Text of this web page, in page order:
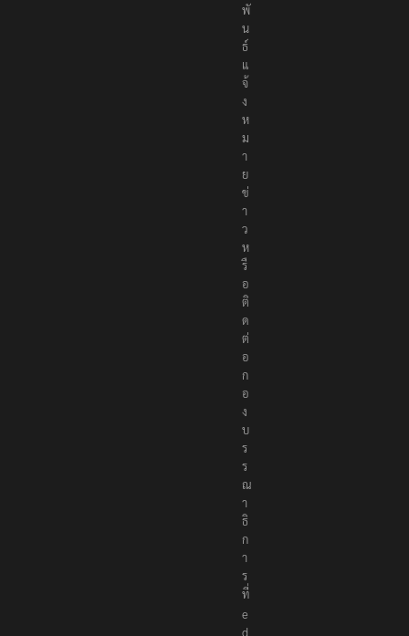
พั
น
ธ์
แ
จ้
ง
ห
ม
า
ย
ข่
า
ว
ห
รื
อ
ติ
ด
ต่
อ
ก
อ
ง
บ
ร
ร
ณ
า
ธิ
ก
า
ร
ที่
e
d